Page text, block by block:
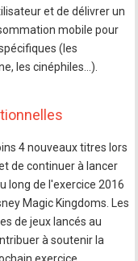
et de délivrer un
mobile pour
(les
les cinéphiles…).
4 nouveaux titres lors
de continuer à lancer
long de l'exercice 2016
Magic Kingdoms. Les
de jeux lancés au
à soutenir la